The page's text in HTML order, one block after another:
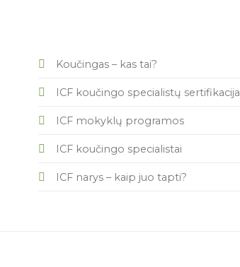
Koučingas – kas tai?
ICF koučingo specialistų sertifikacija
ICF mokyklų programos
ICF koučingo specialistai
ICF narys – kaip juo tapti?